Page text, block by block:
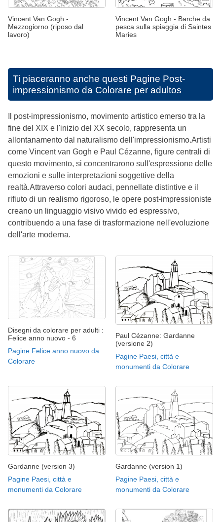
Vincent Van Gogh -
Mezzogiorno (riposo dal
lavoro)
Vincent Van Gogh - Barche da
pesca sulla spiaggia di Saintes
Maries
Ti piaceranno anche questi Pagine Post-
impressionismo da Colorare per adultos
Il post-impressionismo, movimento artistico emerso tra la
fine del XIX e l'inizio del XX secolo, rappresenta un
allontanamento dal naturalismo dell'impressionismo.Artisti
come Vincent van Gogh e Paul Cézanne, figure centrali di
questo movimento, si concentrarono sull'espressione delle
emozioni e sulle interpretazioni soggettive della
realtà.Attraverso colori audaci, pennellate distintive e il
rifiuto di un realismo rigoroso, le opere post-impressioniste
creano un linguaggio visivo vivido ed espressivo,
contribuendo a una fase di trasformazione nell'evoluzione
dell'arte moderna.
Disegni da colorare per adulti :
Felice anno nuovo - 6
Pagine Felice anno nuovo da
Colorare
Paul Cézanne: Gardanne
(versione 2)
Pagine Paesi, città e
monumenti da Colorare
Gardanne (version 3)
Pagine Paesi, città e
monumenti da Colorare
Gardanne (version 1)
Pagine Paesi, città e
monumenti da Colorare